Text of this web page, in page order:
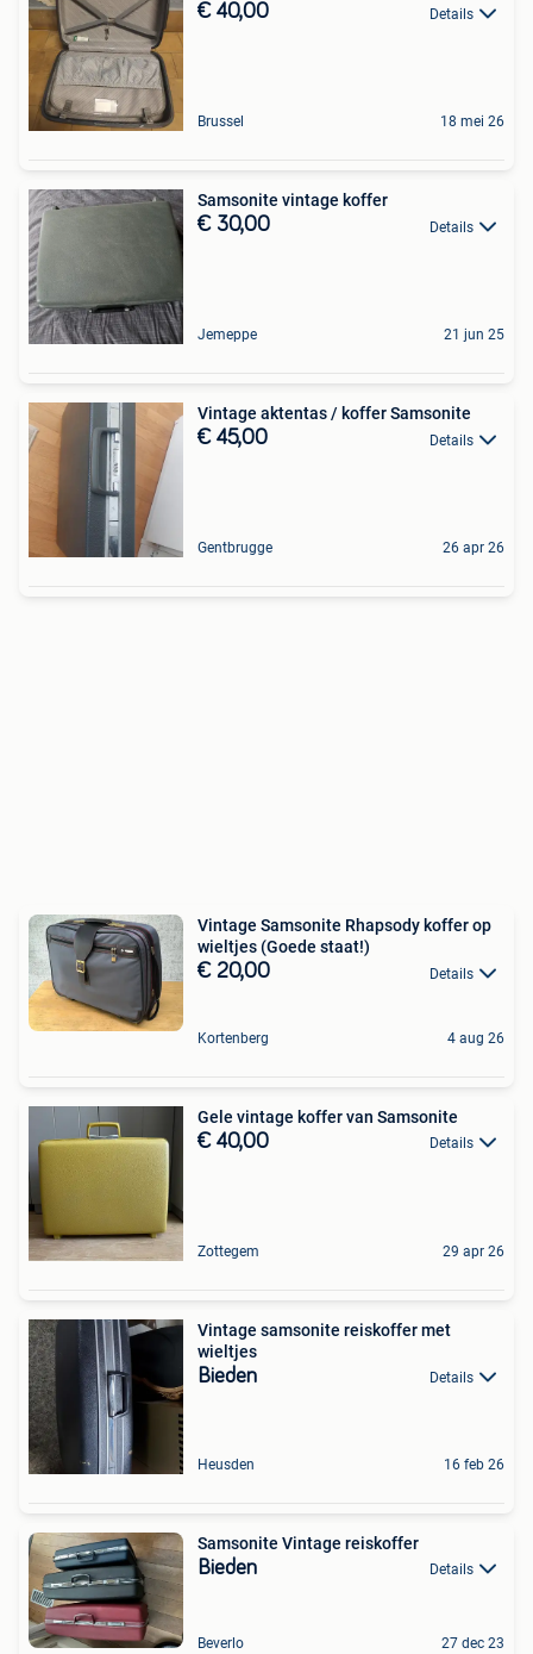
€ 40,00 Details
Brussel 18 mei 26
Samsonite vintage koffer
€ 30,00 Details
Jemeppe 21 jun 25
Vintage aktentas / koffer Samsonite
€ 45,00 Details
Gentbrugge 26 apr 26
Vintage Samsonite Rhapsody koffer op
wieltjes (Goede staat!)
€ 20,00 Details
Kortenberg 4 aug 26
Gele vintage koffer van Samsonite
€ 40,00 Details
Zottegem 29 apr 26
Vintage samsonite reiskoffer met
wieltjes
Bieden Details
Heusden 16 feb 26
Samsonite Vintage reiskoffer
Bieden Details
Beverlo 27 dec 23